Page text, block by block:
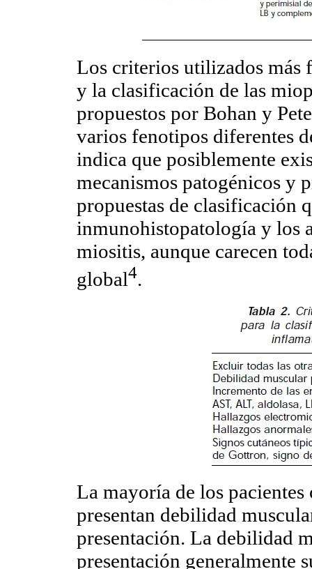
Los criterios utilizados más
y la clasificación de las
propuestos por Bohan y
varios fenotipos diferentes
indica que posiblemente
mecanismos patogénicos y
propuestas de clasificación
inmunohistopatología y los
miositis, aunque carecen
global4.
La mayoría de los
presentan debilidad
presentación. La debilidad
presentación generalmente